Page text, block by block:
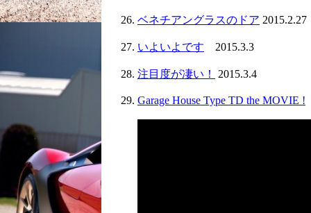
ベネチアングラスのドア 2015.2.27
いよいよです 2015.3.3
注目度が凄い！ 2015.3.4
Garage House Type TD the MOVIE !